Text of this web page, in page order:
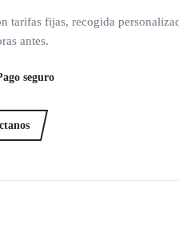
tarifas fijas, recogida
antes.
seguro